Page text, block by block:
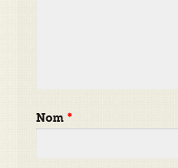
Nom*